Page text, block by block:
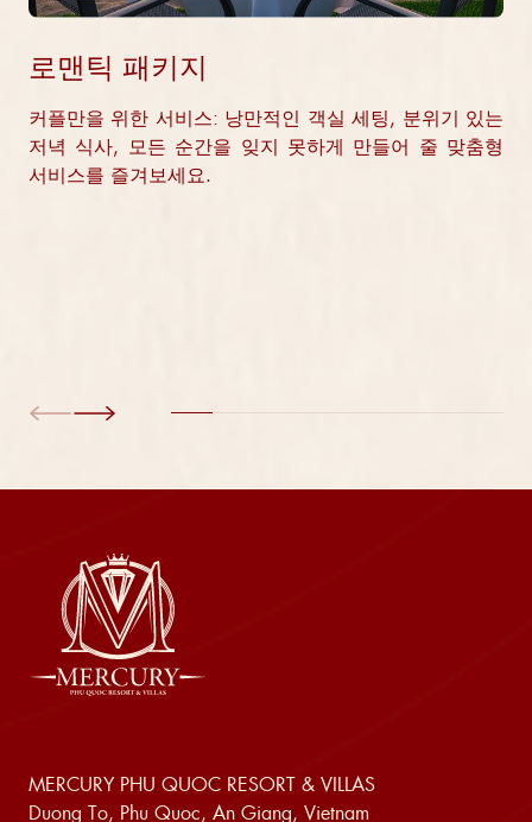
로맨틱 패키지
커플만을 위한 서비스: 낭만적인 객실 세팅, 분위기 있는
저녁 식사, 모든 순간을 잊지 못하게 만들어 줄 맞춤형
서비스를 즐겨보세요.
MERCURY PHU QUOC RESORT & VILLAS
Duong To, Phu Quoc, An Giang, Vietnam